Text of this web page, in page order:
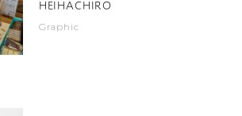
HEIHACHIRO
Graphic